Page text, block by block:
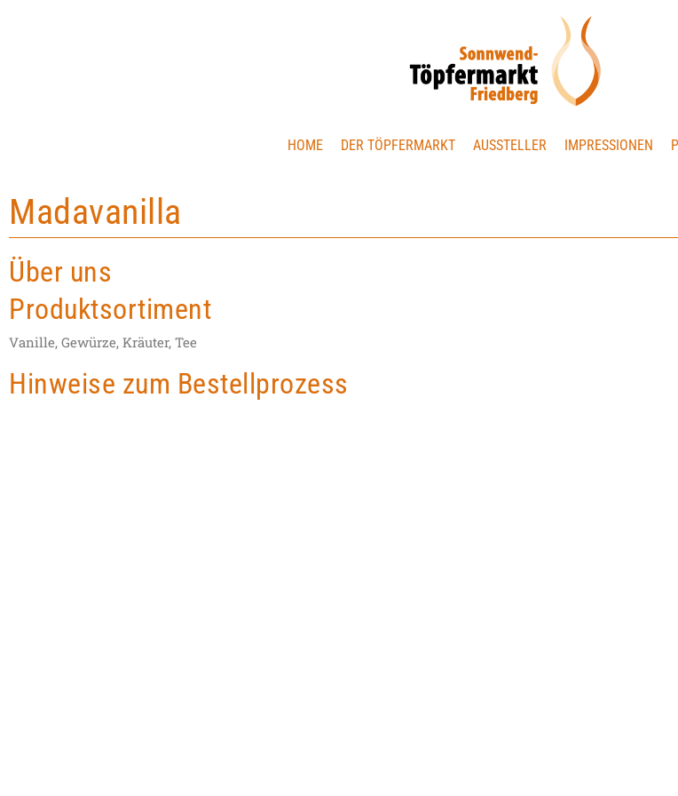
HOME DER TÖPFERMARKT AUSSTELLER IMPRESSIONEN
Madavanilla
Über uns
Produktsortiment
Vanille, Gewürze, Kräuter, Tee
Hinweise zum Bestellprozess